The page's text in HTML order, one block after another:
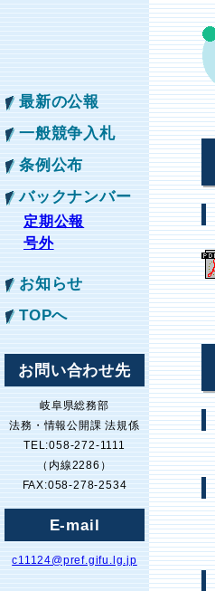
最新の公報
一般競争入札
条例公布
バックナンバー
定期公報
号外
お知らせ
TOPへ
お問い合わせ先
岐阜県総務部
法務・情報公開課 法規係
TEL:058-272-1111
（内線2286）
FAX:058-278-2534
E-mail
c11124@pref.gifu.lg.jp